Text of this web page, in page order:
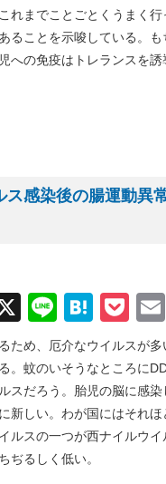
れまでことごとくうまく
ることを示唆している。
への免疫はトレランスを
ス感染後の腸運動異
X Line
ため、厄介なウイルスが
。蚊のいそうなところに
スだろう。胎児の脳に感
新しい。わが国にはそれ
ルスの一つが西ナイルウ
ぢるしく低い。